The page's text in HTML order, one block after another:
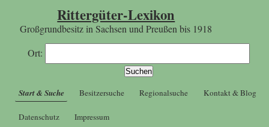
Rittergüter-Lexikon
Großgrundbesitz in Sachsen und Preußen bis 1918
Ort:
Start & Suche Besitzersuche Regionalsuche Kontakt & Blog
Datenschutz Impressum